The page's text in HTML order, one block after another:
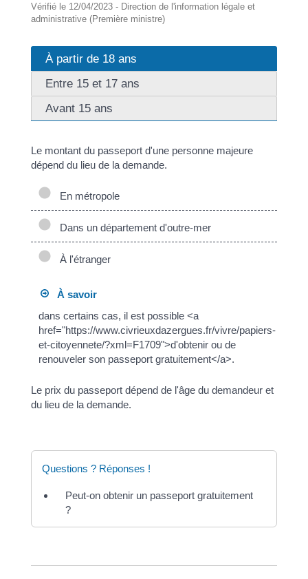
Vérifié le 12/04/2023 - Direction de l'information légale et
administrative (Première ministre)
À partir de 18 ans
Entre 15 et 17 ans
Avant 15 ans
Le montant du passeport d'une personne majeure
dépend du lieu de la demande.
En métropole
Dans un département d'outre-mer
À l'étranger
À savoir
dans certains cas, il est possible <a
href="https://www.civrieuxdazergues.fr/vivre/papiers-
et-citoyennete/?xml=F1709">d'obtenir ou de
renouveler son passeport gratuitement</a>.
Le prix du passeport dépend de l'âge du demandeur et
du lieu de la demande.
Questions ? Réponses !
Peut-on obtenir un passeport gratuitement
?